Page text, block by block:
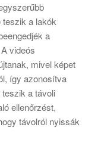
teszik a lakók
a
videós
mivel képet
így azonosítva
a távoli
ellenőrzést,
távolról nyissák